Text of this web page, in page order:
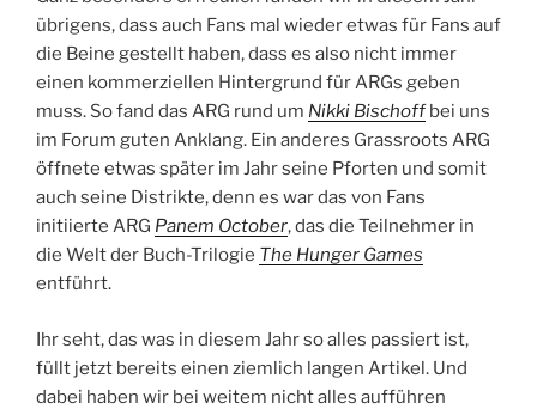
übrigens, dass auch Fans mal wieder etwas für Fans auf
die Beine gestellt haben, dass es also nicht immer
einen kommerziellen Hintergrund für ARGs geben
muss. So fand das ARG rund um Nikki Bischoffbei uns
im Forum guten Anklang. Ein anderes Grassroots ARG
öffnete etwas später im Jahr seine Pforten und somit
auch seine Distrikte, denn es war das von Fans
initiierte ARG Panem October, das die Teilnehmer in
die Welt der Buch-Trilogie The Hunger Games
entführt.
Ihr seht, das was in diesem Jahr so alles passiert ist,
füllt jetzt bereits einen ziemlich langen Artikel. Und
dabei haben wir bei weitem nicht alles aufführen